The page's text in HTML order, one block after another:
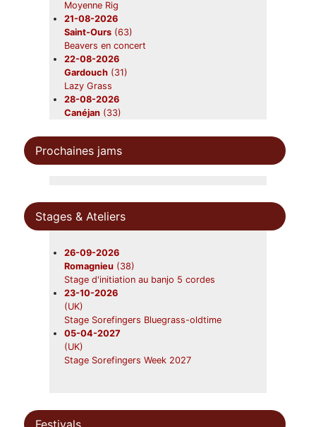
Moyenne Rig
21-08-2026
Saint-Ours (63)
Beavers en concert
22-08-2026
Gardouch (31)
Lazy Grass
28-08-2026
Canéjan (33)
12-09-2026
Nerac(47)
Beavers
31-10-2026
Châtres-sur-Cher(41)
Beavers en concert
28-11-2026
Saint-Symphorien
(33)
Beavers en concert
Prochaines jams
Stages & Ateliers
26-09-2026
Romagnieu (38)
Stage d'initiation au banjo 5 cordes
23-10-2026
(UK)
Stage Sorefingers Bluegrass-oldtime
05-04-2027
(UK)
Stage Sorefingers Week 2027